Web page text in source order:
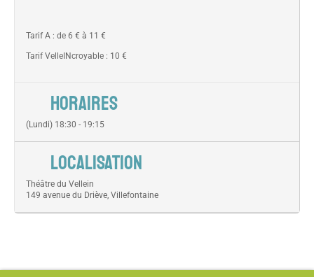
Tarif A : de 6 € à 11 €
Tarif VelleINcroyable : 10 €
HORAIRES
(Lundi) 18:30 - 19:15
LOCALISATION
Théâtre du Vellein
149 avenue du Driève, Villefontaine